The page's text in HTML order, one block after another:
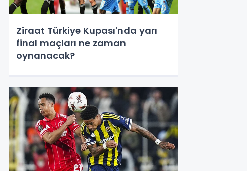
Ziraat Türkiye Kupası'nda yarı
final maçları ne zaman
oynanacak?